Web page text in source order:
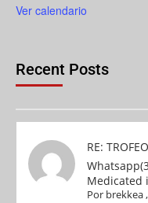
Ver calendario
Recent Posts
RE:
Medicated
Por brekkea,